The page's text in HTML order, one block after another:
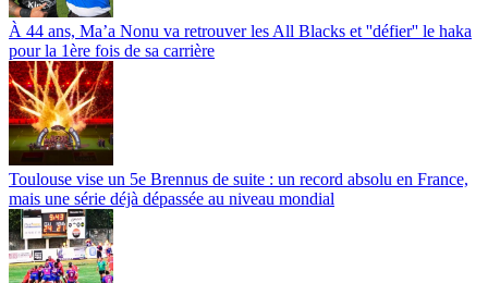
À 44 ans, Ma’a Nonu va retrouver les All Blacks et ''défier'' le haka
pour la 1ère fois de sa carrière
Toulouse vise un 5e Brennus de suite : un record absolu en France,
mais une série déjà dépassée au niveau mondial